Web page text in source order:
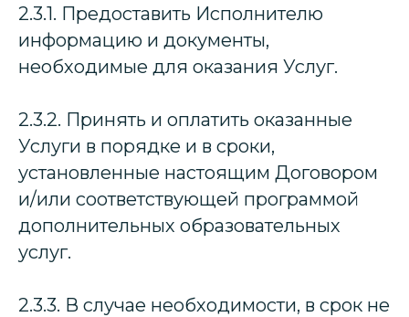
2.3.1. Предоставить Исполнителю
информацию и документы,
необходимые для оказания Услуг.
2.3.2. Принять и оплатить оказанные
Услуги в порядке и в сроки,
установленные настоящим Договором
и/или соответствующей программой
дополнительных образовательных
услуг.
2.3.3. В случае необходимости, в срок не